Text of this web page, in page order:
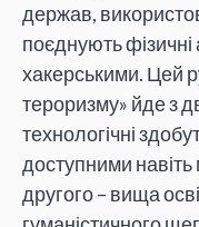
держав,
поєднують
хакерськими. Цей
тероризму» йде з
технологічні
доступними
другого – вища